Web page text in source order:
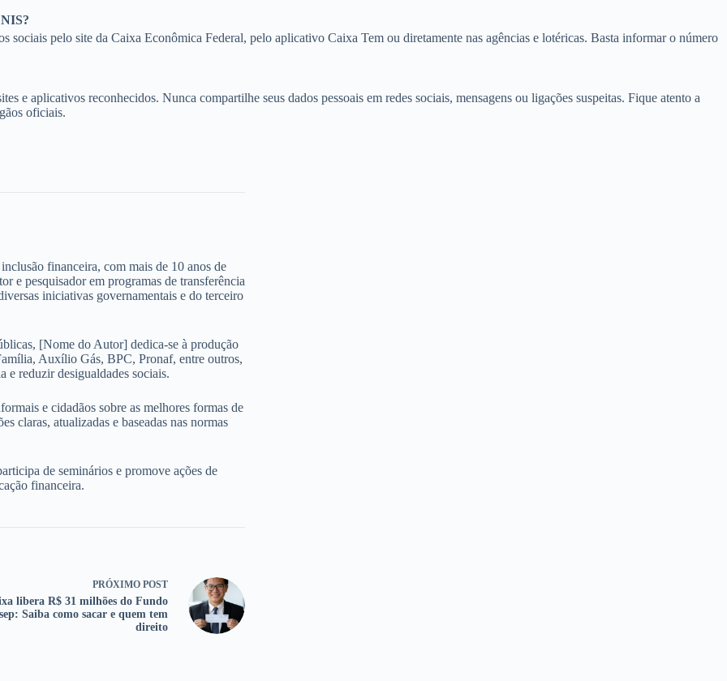
sociais pelo site da Caixa Econômica Federal, pelo aplicativo Caixa Tem ou diretamente nas agências e lotéricas. Basta informar o número
e aplicativos reconhecidos. Nunca compartilhe seus dados pessoais em redes sociais, mensagens ou ligações suspeitas. Fique atento a
oficiais.
financeira, com mais de 10 anos de
e pesquisador em programas de transferência
iniciativas governamentais e do terceiro
[Nome do Autor] dedica-se à produção
Auxílio Gás, BPC, Pronaf, entre outros,
e reduzir desigualdades sociais.
e cidadãos sobre as melhores formas de
claras, atualizadas e baseadas nas normas
de seminários e promove ações de
financeira.
PRÓXIMO POST
libera R$ 31 milhões do Fundo
Saiba como sacar e quem tem
direito